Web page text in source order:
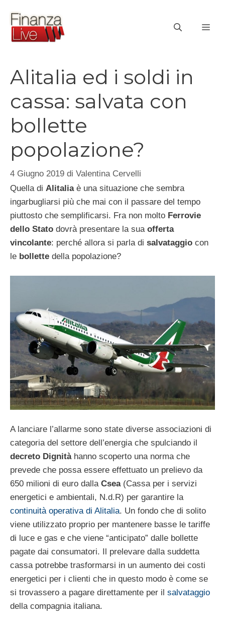
contenuto
Alitalia ed i soldi in
cassa: salvata con
bollette
popolazione?
4 Giugno 2019 di Valentina Cervelli
Quella di Alitaliaè una situazione che sembra
ingarbugliarsi più che mai con il passare del tempo
piuttosto che semplificarsi. Fra non molto Ferrovie
dello Stato dovrà presentare la sua offerta
vincolante: perché allora si parla di salvataggio con
le bollette della popolazione?
A lanciare l’allarme sono state diverse associazioni di
categoria del settore dell’energia che spulciando il
decreto Dignitàhanno scoperto una norma che
prevede che possa essere effettuato un prelievo da
650 milioni di euro dalla Csea(Cassa per i servizi
energetici e ambientali, N.d.R) per garantire la
continuità operativa di Alitalia. Un fondo che di solito
viene utilizzato proprio per mantenere basse le tariffe
di luce e gas e che viene “anticipato” dalle bollette
pagate dai consumatori. Il prelevare dalla suddetta
cassa potrebbe trasformarsi in un aumento dei costi
energetici per i clienti che in questo modo è come se
si trovassero a pagare direttamente per il salvataggio
della compagnia italiana.